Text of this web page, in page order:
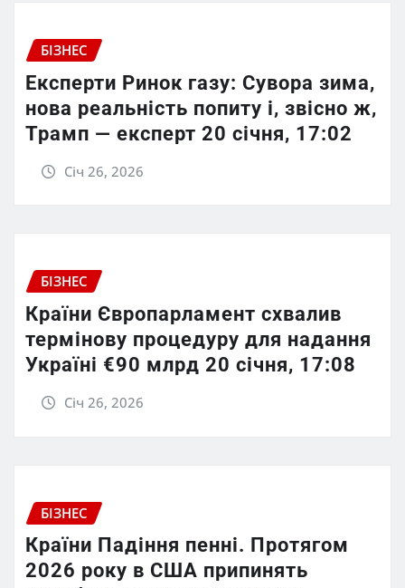
БІЗНЕС
Експерти Ринок газу: Сувора зима,
нова реальність попиту і, звісно ж,
Трамп — експерт 20 січня, 17:02
Січ 26, 2026
БІЗНЕС
Країни Європарламент схвалив
термінову процедуру для надання
Україні €90 млрд 20 січня, 17:08
Січ 26, 2026
БІЗНЕС
Країни Падіння пенні. Протягом
2026 року в США припинять